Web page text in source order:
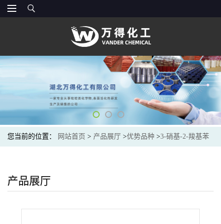
您当前的位置： 网站首页 > 产品展厅 >优势品种 >3-硝基-2-羧基苯
产品展厅